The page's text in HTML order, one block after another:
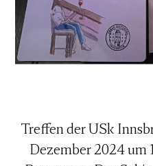
Treffen der USk
Dezember 2024 um